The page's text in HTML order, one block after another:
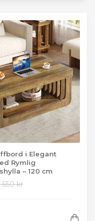
i Elegant
Rymlig
– 120 cm
650 kr